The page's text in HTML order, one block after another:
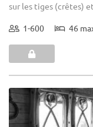
sur les tiges (crêtes)
1-600 46